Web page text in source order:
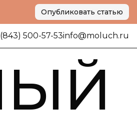
Опубликовать статью
500-57-53info@moluch.ru